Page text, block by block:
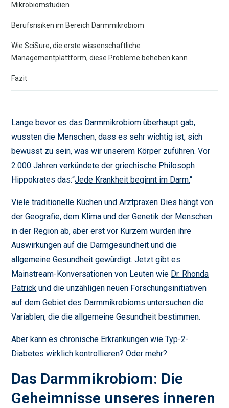
Mikrobiomstudien
Berufsrisiken im Bereich Darmmikrobiom
Wie SciSure, die erste wissenschaftliche
Managementplattform, diese Probleme beheben kann
Fazit
Lange bevor es das Darmmikrobiom überhaupt gab,
wussten die Menschen, dass es sehr wichtig ist, sich
bewusst zu sein, was wir unserem Körper zuführen. Vor
2.000 Jahren verkündete der griechische Philosoph
Hippokrates das:“Jede Krankheit beginnt im Darm.“
Viele traditionelle Küchen undArztpraxen Dies hängt von
der Geografie, dem Klima und der Genetik der Menschen
in der Region ab, aber erst vor Kurzem wurden ihre
Auswirkungen auf die Darmgesundheit und die
allgemeine Gesundheit gewürdigt. Jetzt gibt es
Mainstream-Konversationen von Leuten wie Dr. Rhonda
Patrick und die unzähligen neuen Forschungsinitiativen
auf dem Gebiet des Darmmikrobioms untersuchen die
Variablen, die die allgemeine Gesundheit bestimmen.
Aber kann es chronische Erkrankungen wie Typ-2-
Diabetes wirklich kontrollieren? Oder mehr?
Das Darmmikrobiom: Die
Geheimnisse unseres inneren